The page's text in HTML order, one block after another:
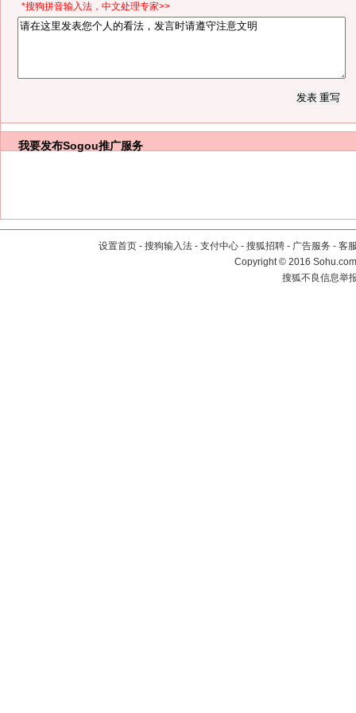
*搜狗拼音输入法，中文处理专家>>
我要发布Sogou推广服务
设置首页 - 搜狗输入法 - 支付中心 - 搜狐招聘 - 广告服务 - 客
Copyright©2016
搜狐不良信息举